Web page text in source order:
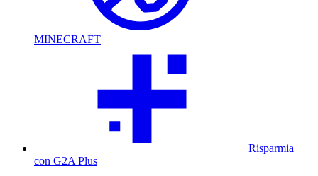
MINECRAFT
Risparmia
con G2A Plus